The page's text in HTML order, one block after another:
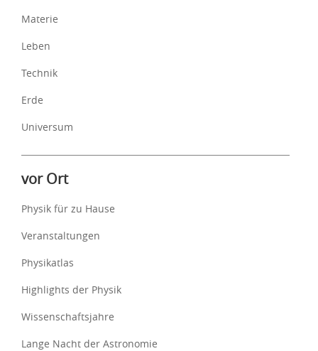
Materie
Leben
Technik
Erde
Universum
vor Ort
Physik für zu Hause
Veranstaltungen
Physikatlas
Highlights der Physik
Wissenschaftsjahre
Lange Nacht der Astronomie